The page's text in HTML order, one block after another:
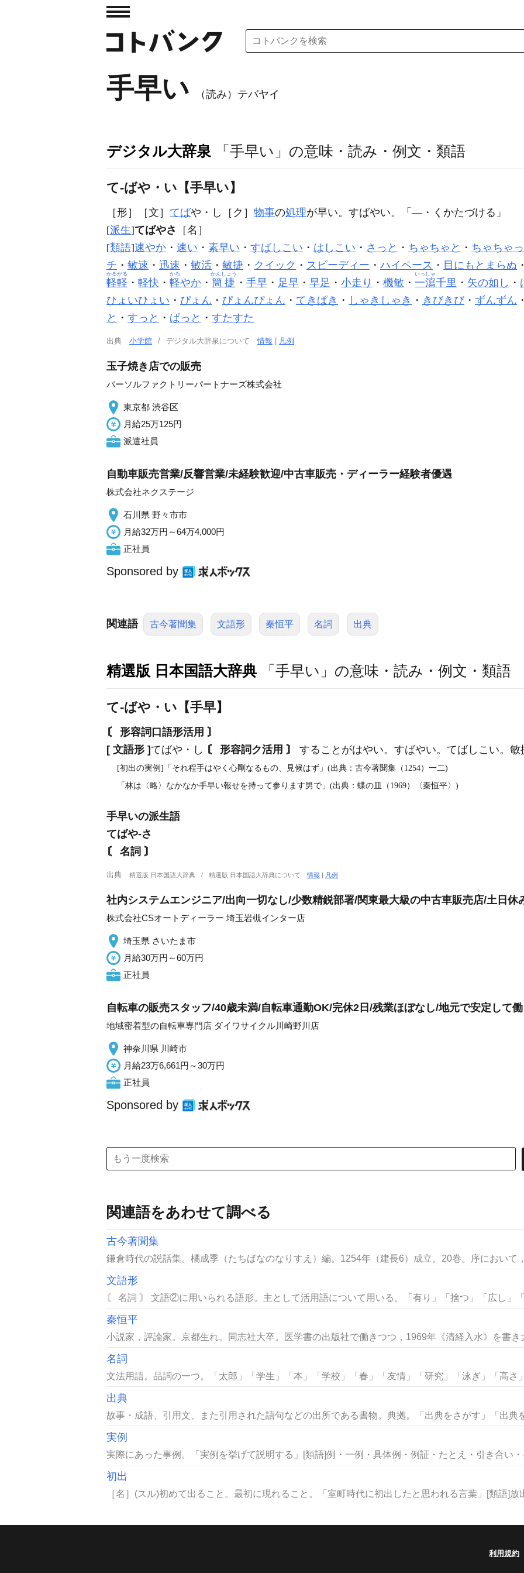
手早い （読み）テバヤイ
デジタル大辞泉 「手早い」の意味・読み・例文・類語
て‐ばや・い【手早い】
［形］ ［文］ てばや・し ［ク］ 物事の処理が早い。すばやい。「―・くかたづける」
[派生]てばやさ
［名］
[類語]速やか ・ 速い ・ 素早い ・ すばしこい ・ はしこい ・ さっと ・ ちゃちゃと ・ ちゃちゃ
チ ・ 敏速 ・ 迅速 ・ 敏活 ・ 敏捷 ・ クイック ・ スピーディー ・ ハイペース ・ 目にもとまらぬ
軽軽
かるがる
・ 軽快 ・ 軽
かろ
やか ・ 簡捷
かんしょう
・ 手早 ・ 足早 ・ 早足 ・ 小走り ・ 機敏 ・ 一瀉
いっしゃ
千里 ・ 矢の如し ・
ひょいひょい ・ ぴょん ・ ぴょんぴょん ・ てきぱき ・ しゃきしゃき ・ きびきび・ ずんずん
と ・ すっと ・ ぱっと ・ すたすた
出典 小学館 デジタル大辞泉について情報 凡例
玉子焼き店での販売
パーソルファクトリーパートナーズ株式会社
東京都 渋谷区
月給25万125円
派遣社員
自動車販売営業/反響営業/未経験歓迎/中古車販売・ディーラー経験者優遇
株式会社ネクステージ
石川県 野々市市
月給32万円～64万4,000円
正社員
Sponsored by
関連語 古今著聞集 文語形 秦恒平 名詞 出典
精選版 日本国語大辞典 「手早い」の意味・読み・例文・類語
て‐ばや・い【手早】
〘 形容詞口語形活用 〙
[ 文語形 ] てばや・し 〘 形容詞ク活用 〙 することがはやい。すばやい。てばしこい。敏
[初出の実例]「それ程手はやく心剛なるもの、見候はず」(出典：古今著聞集（1254）一二)
「林は〈略〉なかなか手早い報せを持って参ります男で」(出典：蝶の皿（1969）〈秦恒平〉)
手早いの派生語
てばや‐さ
〘 名詞 〙
出典 精選版 日本国語大辞典 精選版 日本国語大辞典について情報 | 凡例
社内システムエンジニア/出向一切なし/少数精鋭部署/関東最大級の中古車販売店/土日休
株式会社CSオートディーラー 埼玉岩槻インター店
埼玉県 さいたま市
月給30万円～60万円
正社員
自転車の販売スタッフ/40歳未満/自転車通勤OK/完休2日/残業ほぼなし/地元で安定して
地域密着型の自転車専門店 ダイワサイクル川崎野川店
神奈川県 川崎市
月給23万6,661円～30万円
正社員
Sponsored by
関連語をあわせて調べる
古今著聞集
鎌倉時代の説話集。橘成季（たちばなのなりすえ）編。1254年（建長6）成立。20巻。序において
文語形
〘 名詞 〙 文語②に用いられる語形。主として活用語について用いる。「有り」「捨つ」「広し」
秦恒平
小説家，評論家。京都生れ。同志社大卒。医学書の出版社で働きつつ，1969年《清経入水》を書き
名詞
文法用語。品詞の一つ。「太郎」「学生」「本」「学校」「春」「友情」「研究」「泳ぎ」「高さ
出典
故事・成語、引用文、また引用された語句などの出所である書物。典拠。「出典をさがす」「出典
実例
実際にあった事例。「実例を挙げて説明する」[類語]例・一例・具体例・例証・たとえ・引き合い
初出
［名］(スル)初めて出ること。最初に現れること。「室町時代に初出したと思われる言葉」[類語]放
利用規約